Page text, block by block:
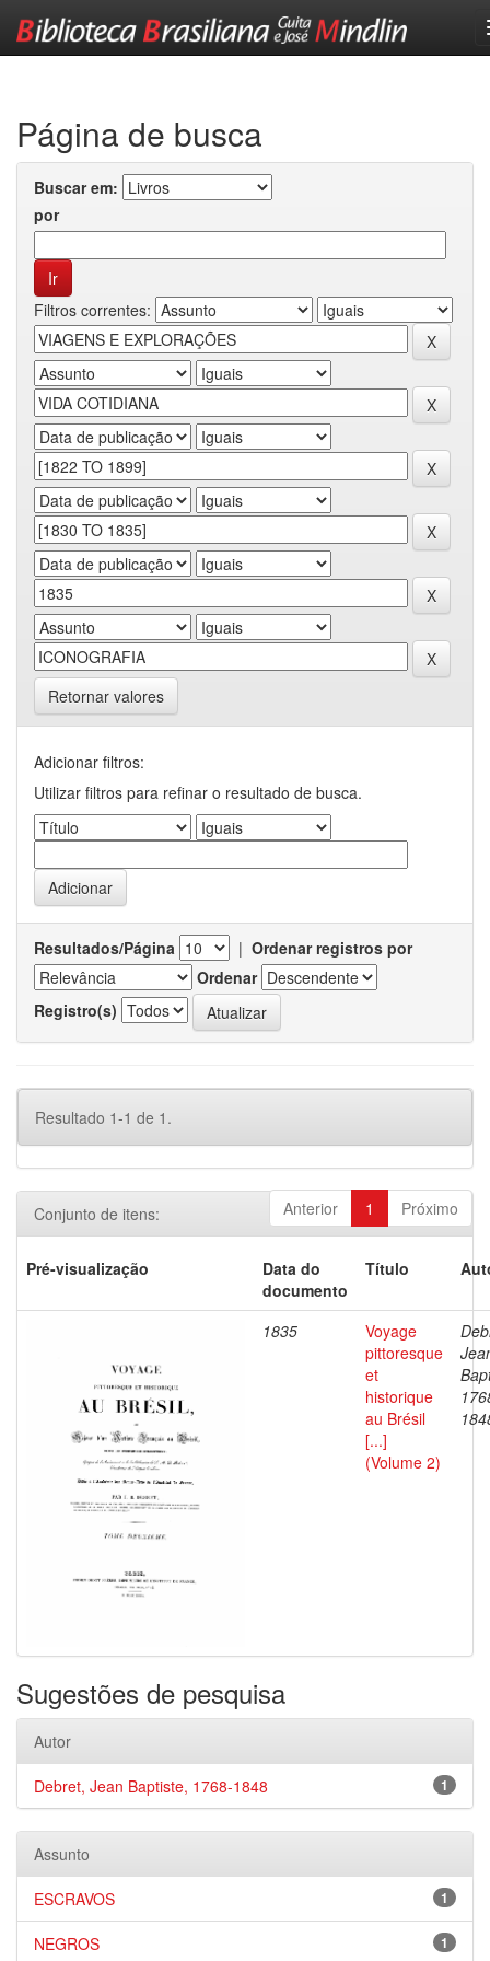
Página de busca
Buscar em:
por
Filtros correntes:
Retornar valores
Adicionar filtros:
Utilizar filtros para refinar o resultado de busca.
Resultados/Página | Ordenar registros por
Ordenar
Registro(s)
Resultado 1-1 de 1.
Anterior 1 Próximo
Conjunto de itens:
Pré-visualização
Data do
documento
Título
1835
Voyage
pittoresque
et
historique
au Brésil
[...]
(Volume 2)
Sugestões de pesquisa
Autor
1
Debret, Jean Baptiste, 1768-1848
Assunto
1
ESCRAVOS
1
NEGROS